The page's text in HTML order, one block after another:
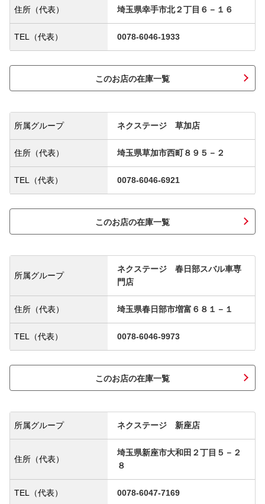
住所（代表） 埼玉県幸手市北２丁目６－１６
TEL（代表） 0078-6046-1933
このお店の在庫一覧
所属グループ ネクステージ 草加店
住所（代表） 埼玉県草加市西町８９５－２
TEL（代表） 0078-6046-6921
このお店の在庫一覧
所属グループ
ネクステージ 春日部スバル車専
門店
住所（代表） 埼玉県春日部市増富６８１－１
TEL（代表） 0078-6046-9973
このお店の在庫一覧
所属グループ ネクステージ 新座店
住所（代表）
埼玉県新座市大和田２丁目５－２
８
TEL（代表） 0078-6047-7169